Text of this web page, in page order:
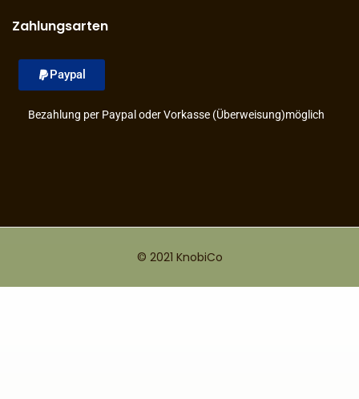
Zahlungsarten
Paypal
Bezahlung per Paypal oder Vorkasse (Überweisung)möglich
© 2021 KnobiCo